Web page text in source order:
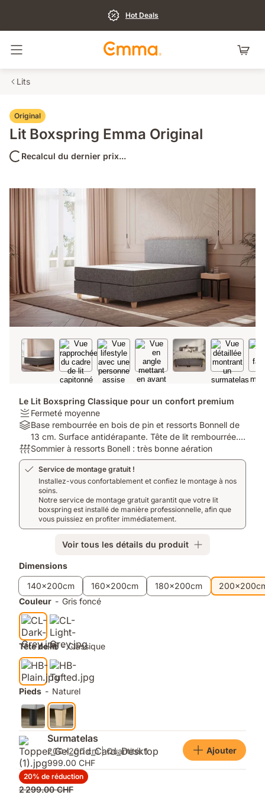
Hot Deals
Basculer la navigation
Lits
Original
Lit Boxspring Emma Original
Recalcul du dernier prix...
Le Lit Boxspring Classique pour un confort premium
Firmness:
Fermeté
moyenne
Fermeté moyenne
Material:
Base
rembourrée
en
bois
ressorts
Bonnell
cm.
Surface
antidérapante.
Tête
de
lit
rembourrée.
Housse
lavable.
8
pieds.
Matériel
de
montage
inclus.
Base rembourrée en bois de pin et ressorts Bonnell de
13 cm. Surface antidérapante. Tête de lit rembourrée.
Housse lavable. 8 pieds. Matériel de montage inclus.
Respirabilité:
Sommier
ressorts
Bonell
bonne
Sommier à ressorts Bonell : très bonne aération
Service de montage gratuit !
Installez-vous confortablement et confiez le montage à nos
soins.
Notre service de montage gratuit garantit que votre lit
boxspring est installé de manière professionnelle, afin que
vous puissiez en profiter immédiatement.
Voir tous les détails du produit
Produits
supplémentaires
Dimensions
140x200cm
160x200cm 180x200cm
Couleur - Gris foncé
Tête de lit - Classique
Pieds - Naturel
Surmatelas
200x200 cm | Quantité: 1
999.00 CHF
Ajouter
20% de réduction
Prix
2 299.00 CHF